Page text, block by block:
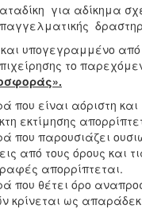
για αδίκημα
υπογεγραμμένο από
το
που είναι αόριστη και
εκτίμησης
που παρουσιάζει
από τους όρους και
απορρίπτεται.
που θέτει όρο
κρίνεται ως